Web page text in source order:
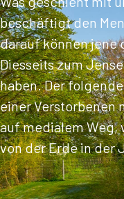
beschäftigt den
darauf können jene
Diesseits zum
haben. Der
einer Verstorbenen
auf medialem Weg,
von der Erde in der